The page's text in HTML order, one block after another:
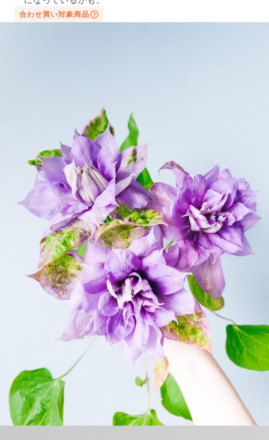
写真と同じものが届く？
商品ページに掲載している写真は、実際にお届けする商
品を撮影したものです。お花は生き物なので、どうして
も色味やサイズ・咲き方に個体差はありますが、できる
だけ写真のイメージに近いものをお届けできるように人
の目でチェックをしています。
合わせ買い対象商品